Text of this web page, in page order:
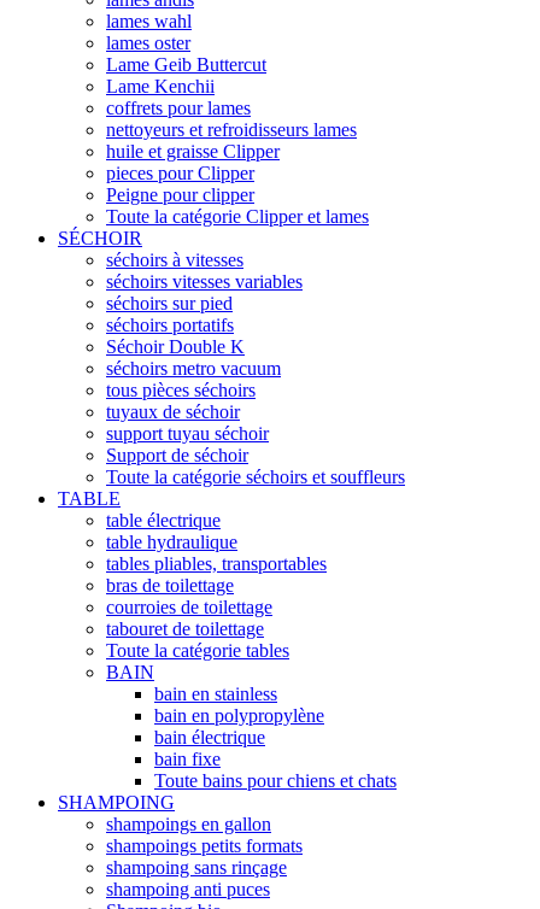
lames wahl
lames oster
Lame Geib Buttercut
Lame Kenchii
coffrets pour lames
nettoyeurs et refroidisseurs lames
huile et graisse Clipper
pieces pour Clipper
Peigne pour clipper
Toute la catégorie Clipper et lames
SÉCHOIR
séchoirs à vitesses
séchoirs vitesses variables
séchoirs sur pied
séchoirs portatifs
Séchoir Double K
séchoirs metro vacuum
tous pièces séchoirs
tuyaux de séchoir
support tuyau séchoir
Support de séchoir
Toute la catégorie séchoirs et souffleurs
TABLE
table électrique
table hydraulique
tables pliables, transportables
bras de toilettage
courroies de toilettage
tabouret de toilettage
Toute la catégorie tables
BAIN
bain en stainless
bain en polypropylène
bain électrique
bain fixe
Toute bains pour chiens et chats
SHAMPOING
shampoings en gallon
shampoings petits formats
shampoing sans rinçage
shampoing anti puces